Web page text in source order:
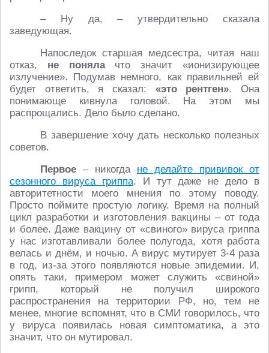
– Ну да, – утвердительно сказала
заведующая.
Напоследок старшая медсестра, читая наш
отказ, не понялачто значит «ионизирующее
излучение». Подумав немного, как правильней ей
будет ответить, я сказал: «это рентген». Она
понимающе кивнула головой. На этом мы
распрощались. Дело было сделано.
В завершение хочу дать несколько полезных
советов.
Первое – никогда не делайте прививок от
сезонного вируса гриппа. И тут даже не дело в
авторитетности моего мнения по этому поводу.
Просто поймите простую логику. Время на полный
цикл разработки и изготовления вакцины – от года
и более. Даже вакцину от «свиного» вируса гриппа
у нас изготавливали более полугода, хотя работа
велась и днём, и ночью. А вирус мутирует 3-4 раза
в год, из-за этого появляются новые эпидемии. И,
опять таки, примером может служить «свиной»
грипп, который не получил широкого
распространения на территории РФ, но, тем не
менее, многие вспомнят, что в СМИ говорилось, что
у вируса появилась новая симптоматика, а это
значит, что он мутировал.